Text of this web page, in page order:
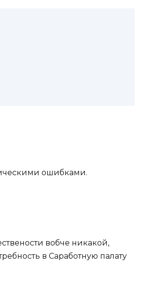
ошибками.
вобче никакой,
в Саработную палату